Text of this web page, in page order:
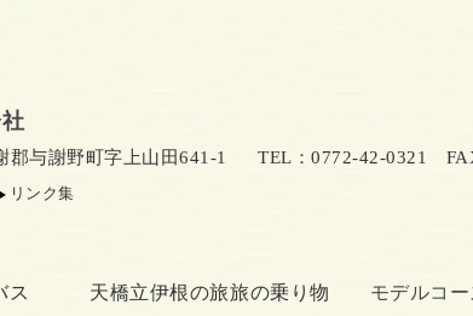
郡与謝野町字上山田641-1 TEL：0772-42-0321
リンク集
ス 天橋立伊根の旅旅の乗り物 モデルコー